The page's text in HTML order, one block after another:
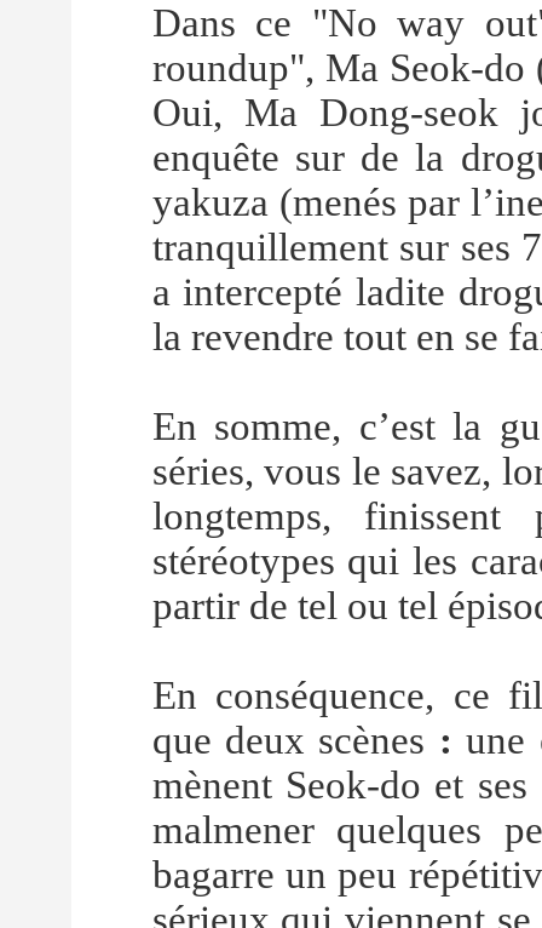
Dans ce "No way
roundup", Ma Seok-do
Oui, Ma Dong-seok
enquête sur de la
yakuza (menés par
tranquillement sur ses
a intercepté ladite
la revendre tout en se
En somme, c’est la
séries, vous le savez,
longtemps,
stéréotypes qui les
partir de tel ou tel
En conséquence, ce
que deux scènes : une
mènent Seok-do et
malmener quelques
bagarre un peu